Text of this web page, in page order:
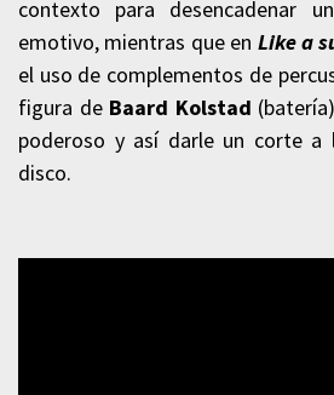
contexto para desencadenar
emotivo, mientras que en Like a
el uso de complementos de
figura de Baard Kolstad
poderoso y así darle un corte a
disco.